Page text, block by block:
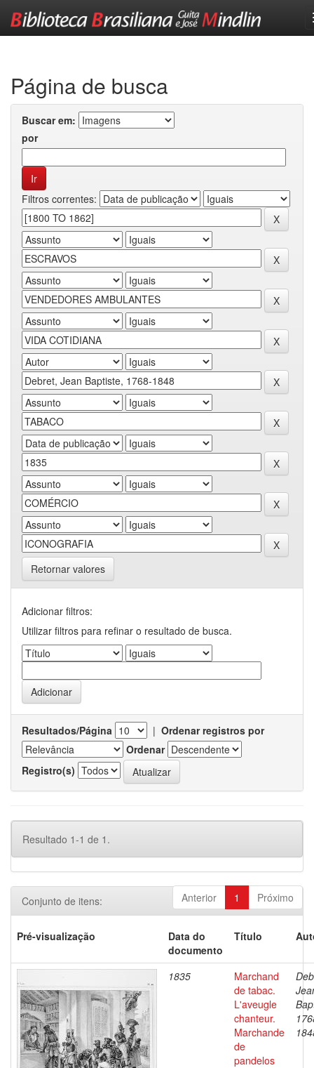
Página de busca
Buscar em:
por
Filtros correntes:
Retornar valores
Adicionar filtros:
Utilizar filtros para refinar o resultado de busca.
Resultados/Página | Ordenar registros por
Ordenar
Registro(s)
Resultado 1-1 de 1.
Anterior 1 Próximo
Conjunto de itens:
Pré-visualização
Data do
documento
Título
1835
Marchand
de tabac.
L'aveugle
chanteur.
Marchande
de
pandelos